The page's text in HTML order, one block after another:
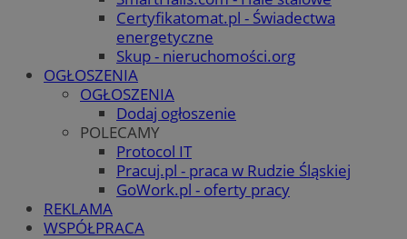
Certyfikatomat.pl - Świadectwa
energetyczne
Skup - nieruchomości.org
OGŁOSZENIA
OGŁOSZENIA
Dodaj ogłoszenie
POLECAMY
Protocol IT
Pracuj.pl - praca w Rudzie Śląskiej
GoWork.pl - oferty pracy
REKLAMA
WSPÓŁPRACA